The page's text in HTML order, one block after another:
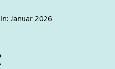
Januar 2026